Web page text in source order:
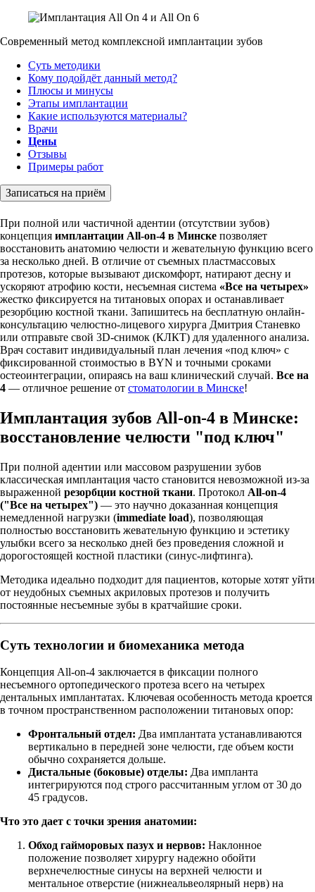
Современный метод комплексной имплантации зубов
Суть методики
Кому подойдёт данный метод?
Плюсы и минусы
Этапы имплантации
Какие используются материалы?
Врачи
Цены
Отзывы
Примеры работ
Записаться на приём
При полной или частичной адентии (отсутствии зубов)
концепция имплантации All-on-4 в Минске позволяет
восстановить анатомию челюсти и жевательную функцию всего
за несколько дней. В отличие от съемных пластмассовых
протезов, которые вызывают дискомфорт, натирают десну и
ускоряют атрофию кости, несъемная система «Все на четырех»
жестко фиксируется на титановых опорах и останавливает
резорбцию костной ткани. Запишитесь на бесплатную онлайн-
консультацию челюстно-лицевого хирурга Дмитрия Станевко
или отправьте свой 3D-снимок (КЛКТ) для удаленного анализа.
Врач составит индивидуальный план лечения «под ключ» с
фиксированной стоимостью в BYN и точными сроками
остеоинтеграции, опираясь на ваш клинический случай. Все на
4 — отличное решение от стоматологии в Минске!
Имплантация зубов All-on-4 в Минске:
восстановление челюсти "под ключ"
При полной адентии или массовом разрушении зубов
классическая имплантация часто становится невозможной из-за
выраженной резорбции костной ткани. Протокол All-on-4
("Все на четырех") — это научно доказанная концепция
немедленной нагрузки (immediate load), позволяющая
полностью восстановить жевательную функцию и эстетику
улыбки всего за несколько дней без проведения сложной и
дорогостоящей костной пластики (синус-лифтинга).
Методика идеально подходит для пациентов, которые хотят уйти
от неудобных съемных акриловых протезов и получить
постоянные несъемные зубы в кратчайшие сроки.
Суть технологии и биомеханика метода
Концепция All-on-4 заключается в фиксации полного
несъемного ортопедического протеза всего на четырех
дентальных имплантатах. Ключевая особенность метода кроется
в точном пространственном расположении титановых опор:
Фронтальный отдел: Два имплантата устанавливаются
вертикально в передней зоне челюсти, где объем кости
обычно сохраняется дольше.
Дистальные (боковые) отделы: Два импланта
интегрируются под строго рассчитанным углом от 30 до
45 градусов.
Что это дает с точки зрения анатомии:
Обход гайморовых пазух и нервов: Наклонное
положение позволяет хирургу надежно обойти
верхнечелюстные синусы на верхней челюсти и
ментальное отверстие (нижнеальвеолярный нерв) на